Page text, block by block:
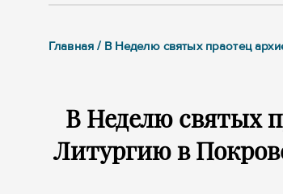
Главная / В Неделю святых праотец
В Неделю святых
Литургию в